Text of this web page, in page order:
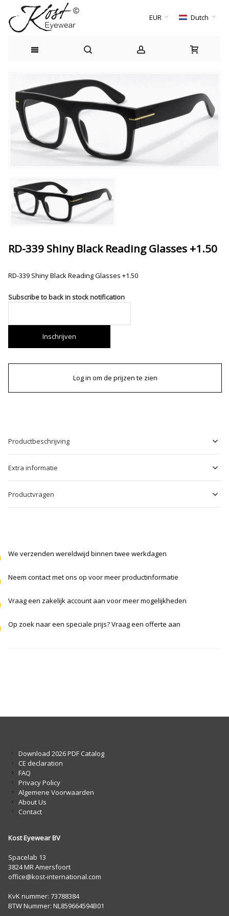
Dutch
EUR
RD-339 Shiny Black Reading Glasses +1.50
RD-339 Shiny Black Reading Glasses +1.50
Subscribe to back in stock notification
Inschrijven
Log in om de prijzen te zien
We verzenden wereldwijd binnen twee werkdagen
Neem contact met ons op voor meer productinformatie
Vraag een zakelijk account aan voor meer mogelijkheden
Op zoek naar een speciale prijs? Vraag een offerte aan
Productbeschrijving
Extra informatie
Productvragen
Download 2026 PDF Catalog
CE declaration
FAQ
Privacy Policy
Algemene Voorwaarden
About Us
Contact
Kost Eyewear BV
Spacelab 13
3824 MR Amersfoort
office@kost-international.com
KvK nummer: 73788384
BTW Nummer: NL859664594B01